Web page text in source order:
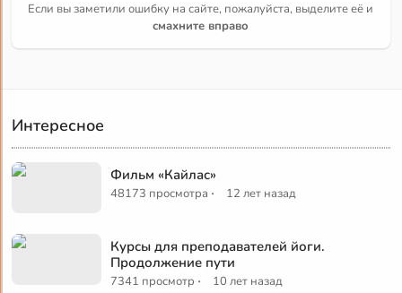
Если вы заметили ошибку на сайте, пожалуйста, выделите её и
смахните вправо
Интересное
Фильм «Кайлас»
48173 просмотра · 12 лет назад
Курсы для преподавателей йоги.
Продолжение пути
7341 просмотр · 10 лет назад